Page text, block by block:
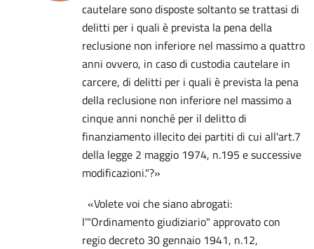
cautelare sono disposte soltanto se trattasi di
delitti per i quali è prevista la pena della
reclusione non inferiore nel massimo a quattro
anni ovvero, in caso di custodia cautelare in
carcere, di delitti per i quali è prevista la pena
della reclusione non inferiore nel massimo a
cinque anni nonché per il delitto di
finanziamento illecito dei partiti di cui all'art.7
della legge 2 maggio 1974, n.195 e successive
modificazioni."?»
«Volete voi che siano abrogati:
l'"Ordinamento giudiziario" approvato con
regio decreto 30 gennaio 1941, n.12,